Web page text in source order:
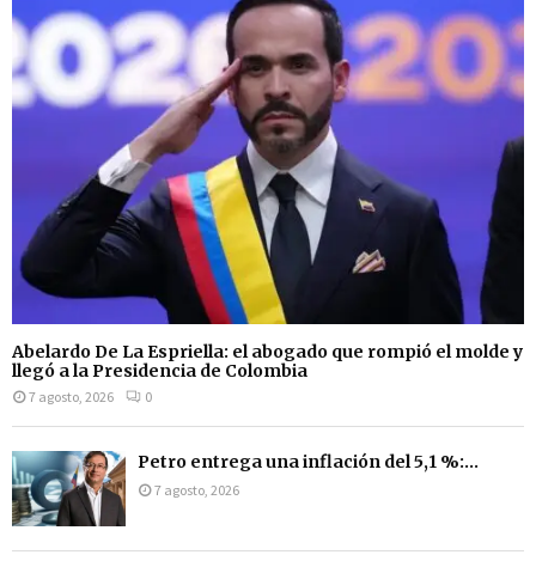
Abelardo De La Espriella: el abogado que rompió el molde y
llegó a la Presidencia de Colombia
7 agosto, 2026 0
Petro entrega una inflación del 5,1 %:...
7 agosto, 2026